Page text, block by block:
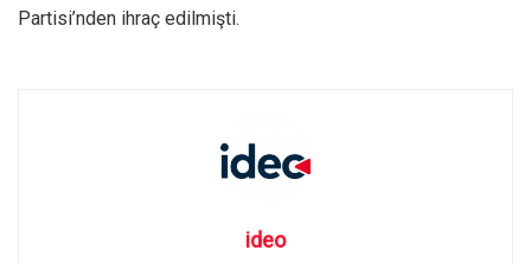
Partisi’nden ihraç edilmişti.
ideo